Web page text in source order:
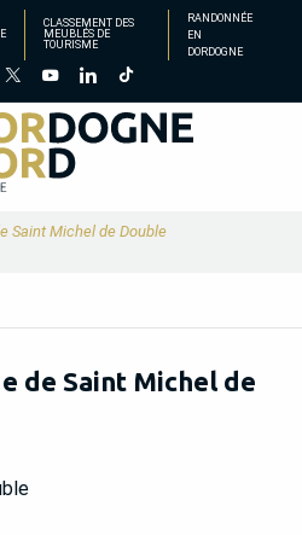
CLASSEMENT DES
MEUBLÉS DE
TOURISME
RANDONNÉE
EN
DORDOGNE
Saint Michel de Double
de Saint Michel de